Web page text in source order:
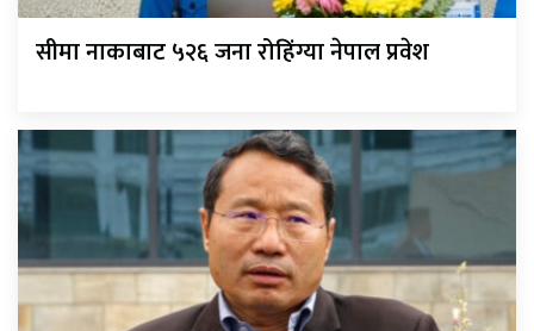
सीमा नाकाबाट ५२६ जना रोहिंग्या नेपाल प्रवेश